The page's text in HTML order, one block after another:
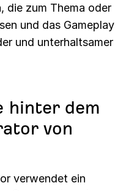
die zum Thema oder
und das Gameplay
und unterhaltsamer
hinter dem
von
verwendet ein